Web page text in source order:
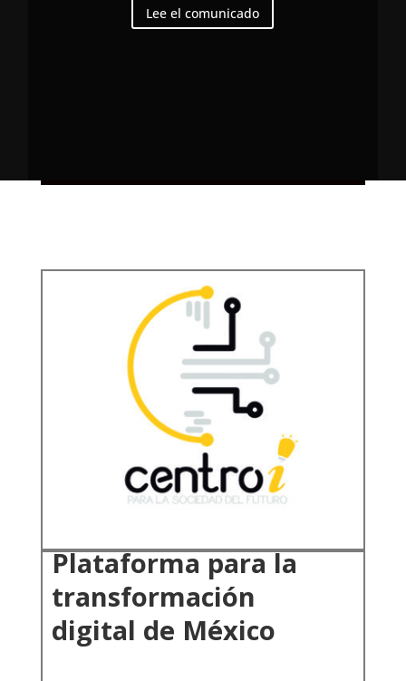
Lee el comunicado
Plataforma para la
transformación
digital de México